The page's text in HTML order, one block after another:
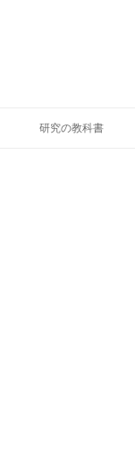
content
研究の教科書